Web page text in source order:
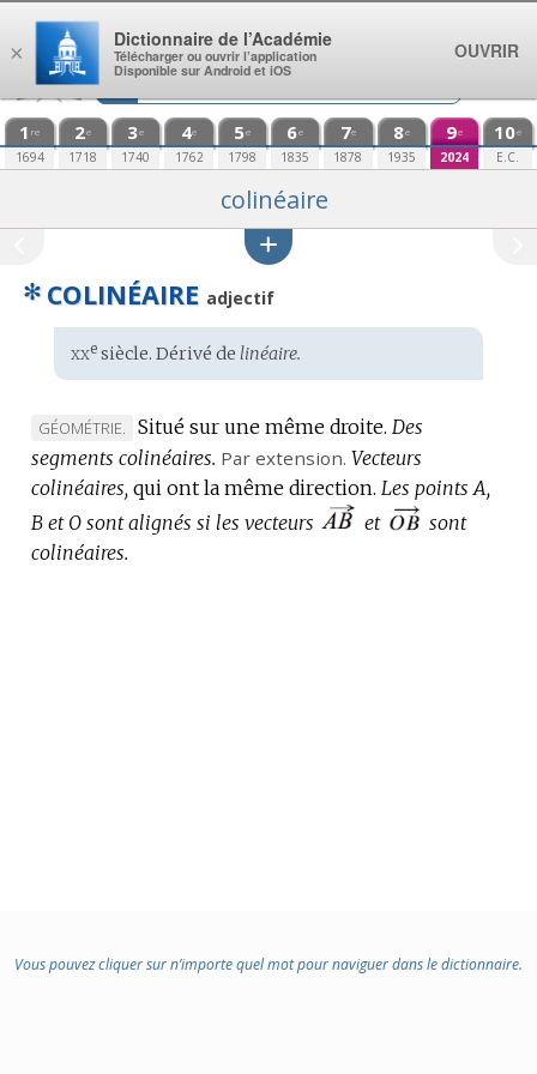
Aller au contenu
1 re
1694
2e
1718
3e
1740
4e
1762
5e
1798
6e
1835
7e
1878
8e
1935
9e
2024
10e
E.C.
colinéaire
✻ COLINÉAIRE adjectif
Étymologie
:
xxesiècle. Dérivé de linéaire.
MARQUE
DE
DOMAINE
:
GÉOMÉTRIE. Situé sur une même droite. Des
segments colinéaires. Par extension. Vecteurs
colinéaires, qui ont la même direction. Les points A,
B et O sont alignés si les vecteurs
et
sont
colinéaires.
Vous pouvez cliquer sur n’importe quel mot pour naviguer dans le dictionnaire.
×
Dictionnaire de l’Académie
Télécharger ou ouvrir l’application
Disponible sur Android et iOS
OUVRIR